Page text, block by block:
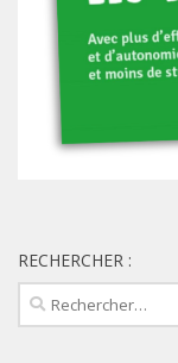
RECHERCHER :
Rechercher :